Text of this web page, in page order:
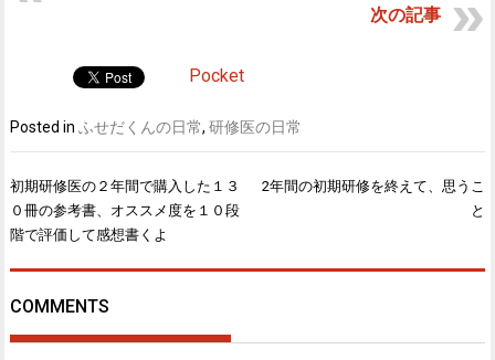
次の記事
Pocket
Posted inふせだくんの日常,研修医の日常
投
稿
ナ
ビ
ゲ
ー
シ
初期研修医の２年間で購入した１３
０冊の参考書、オススメ度を１０段
階で評価して感想書くよ
2年間の初期研修を終えて、思うこ
と
COMMENTS